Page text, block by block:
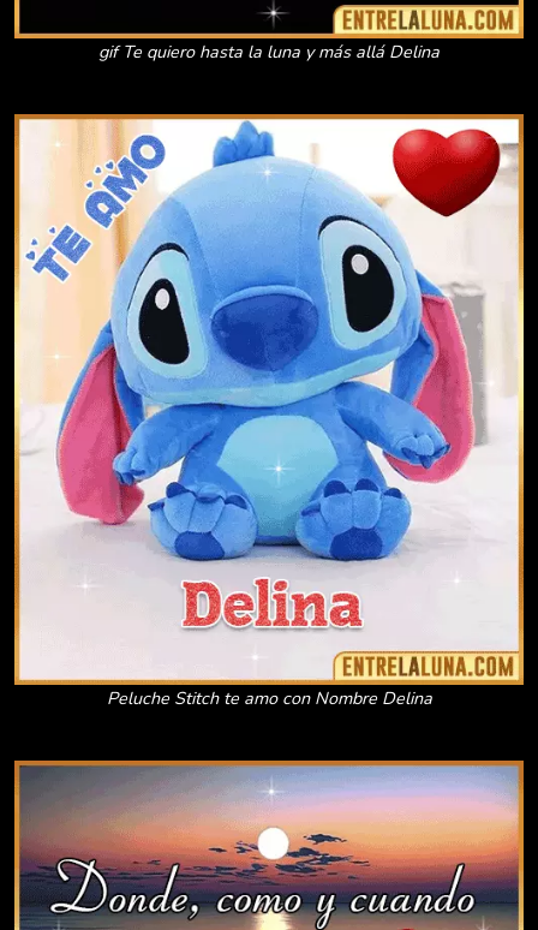
gif Te quiero hasta la luna y más allá Delina
Peluche Stitch te amo con Nombre Delina